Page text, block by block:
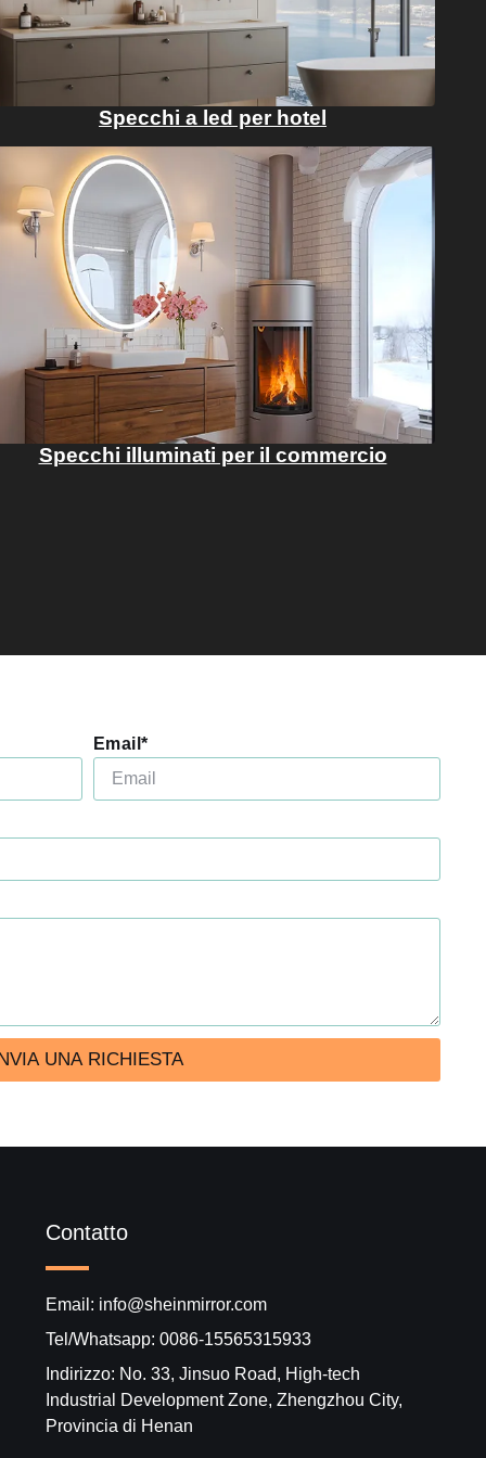
Specchi a led per hotel
Specchi illuminati per il commercio
Email*
UNA RICHIESTA
Contatto
Email: info@sheinmirror.com
Tel/Whatsapp: 0086-15565315933
Indirizzo: No. 33, Jinsuo Road, High-tech
Industrial Development Zone, Zhengzhou City,
Provincia di Henan